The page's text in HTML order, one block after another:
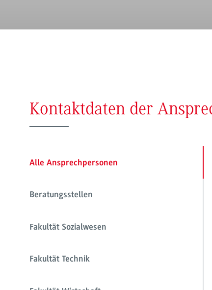
Kontaktdaten der
Alle Ansprechpersonen
Beratungsstellen
Fakultät Sozialwesen
Fakultät Technik